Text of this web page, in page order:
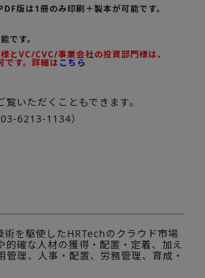
版は1冊のみ印刷＋製本が可能です。
です。
とVC/CVC/事業会社の投資部門様は、
です。詳細は こちら
いただくこともできます。
6213-1134）
を駆使したHRTechのクラウド市場
確な人材の獲得・配置・定着、加え
理、人事・配置、労務管理、育成・